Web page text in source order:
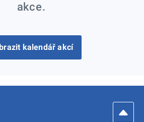
akce.
kalendář akcí